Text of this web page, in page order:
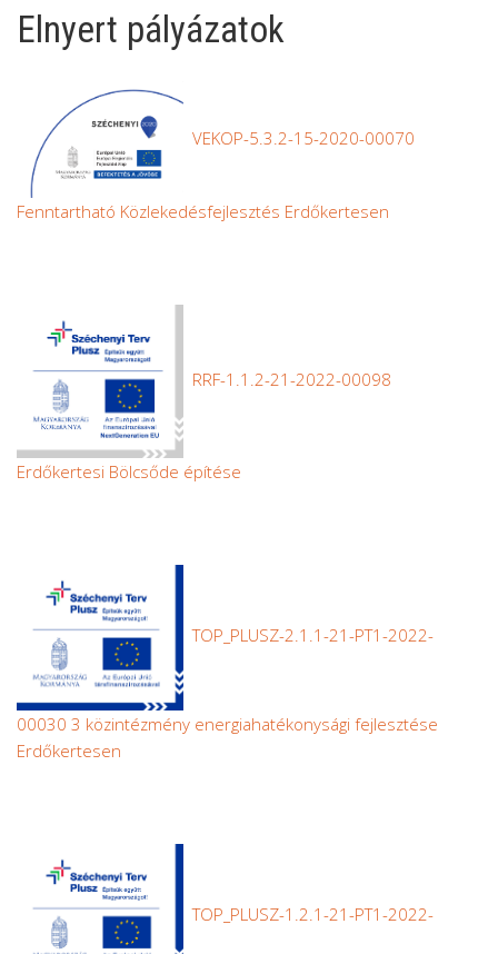
Elnyert pályázatok
VEKOP-5.3.2-15-2020-00070
Fenntartható Közlekedésfejlesztés Erdőkertesen
RRF-1.1.2-21-2022-00098
Erdőkertesi Bölcsőde építése
TOP_PLUSZ-2.1.1-21-PT1-2022-
00030 3 közintézmény energiahatékonysági fejlesztése
Erdőkertesen
TOP_PLUSZ-1.2.1-21-PT1-2022-